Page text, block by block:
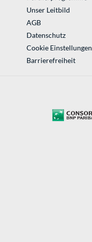
Unser Leitbild
AGB
Datenschutz
Cookie Einstellungen
Barrierefreiheit